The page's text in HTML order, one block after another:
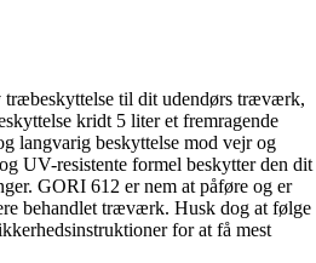
træbeskyttelse til dit udendørs træværk,
kridt 5 liter et fremragende
langvarig beskyttelse mod vejr og
UV-resistente formel beskytter den dit
GORI 612 er nem at påføre og er
behandlet træværk. Husk dog at følge
for at få mest